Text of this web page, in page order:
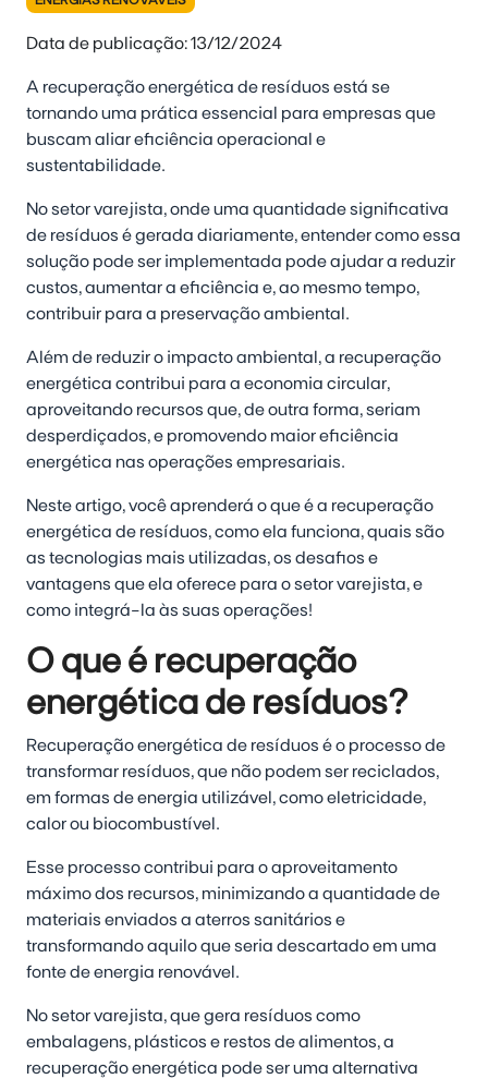
Data de publicação: 13/12/2024
A recuperação energética de resíduos está se
tornando uma prática essencial para empresas que
buscam aliar eficiência operacional e
sustentabilidade.
No setor varejista, onde uma quantidade significativa
de resíduos é gerada diariamente, entender como essa
solução pode ser implementada pode ajudar a reduzir
custos, aumentar a eficiência e, ao mesmo tempo,
contribuir para a preservação ambiental.
Além de reduzir o impacto ambiental,a recuperação
energética contribui para a economia circular,
aproveitando recursos que, de outra forma, seriam
desperdiçados, e promovendo maior eficiência
energética nas operações empresariais.
Neste artigo, você aprenderá o que é a recuperação
energética de resíduos, como ela funciona, quais são
as tecnologias mais utilizadas, os desafios e
vantagens que ela oferece para o setor varejista, e
como integrá-la às suas operações!
O que é recuperação
energética de resíduos?
Recuperação energética de resíduos é o processo de
transformar resíduos, que não podem ser reciclados,
em formas de energia utilizável, como eletricidade,
calor ou biocombustível.
Esse processo contribui para o aproveitamento
máximo dos recursos, minimizando a quantidade de
materiais enviados a aterros sanitários e
transformando aquilo que seria descartado em uma
fonte de energia renovável.
No setor varejista, que gera resíduos como
embalagens, plásticos e restos de alimentos, a
recuperação energética pode ser uma alternativa